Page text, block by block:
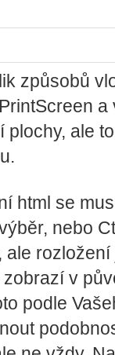
způsobů
plochy, ale
html se
nebo
ale
v
podle